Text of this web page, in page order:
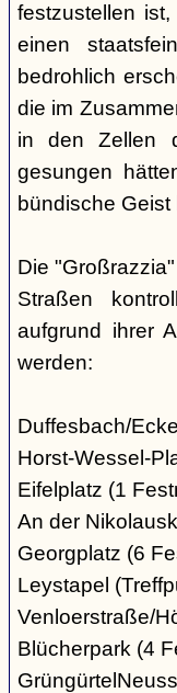
festzustellen
einen
bedrohlich
die im
in den Zellen
gesungen
bündische
Die
Straßen
aufgrund ihrer
werden:
Duffesbach/
Horst-Wessel-
Eifelplatz (1
An der
Georgplatz (6
Leystapel
Venloerstraße/
Blücherpark (4